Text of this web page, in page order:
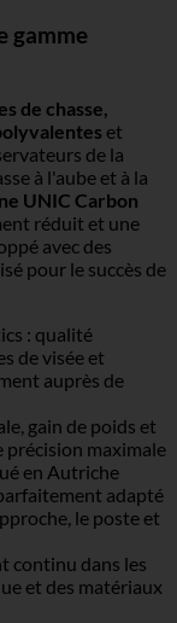
gamme
de chasse,
et
de la
à l'aube et à la
UNIC Carbon
réduit et une
avec des
pour le succès de
: qualité
de visée et
auprès de
gain de poids et
maximale
en Autriche
adapté
le poste et
continu dans les
et des matériaux